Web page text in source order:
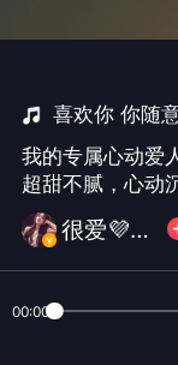
喜欢你 你随
我的专属心动爱
超甜不腻，心动
成归属感，未来
应商”，无限量
先生💜
很爱💜犀儿
00:00